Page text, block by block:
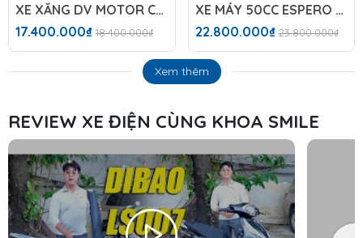
XE XĂNG DV MOTOR CUB DAELIM IKD C6 NEW
17.400.000₫ 18.400.000₫
XE MÁY 50CC ESPERO 50VS DIAMOND PLUS
22.800.000₫ 23.800.000₫
Xem thêm
REVIEW XE ĐIỆN CÙNG KHOA SMILE